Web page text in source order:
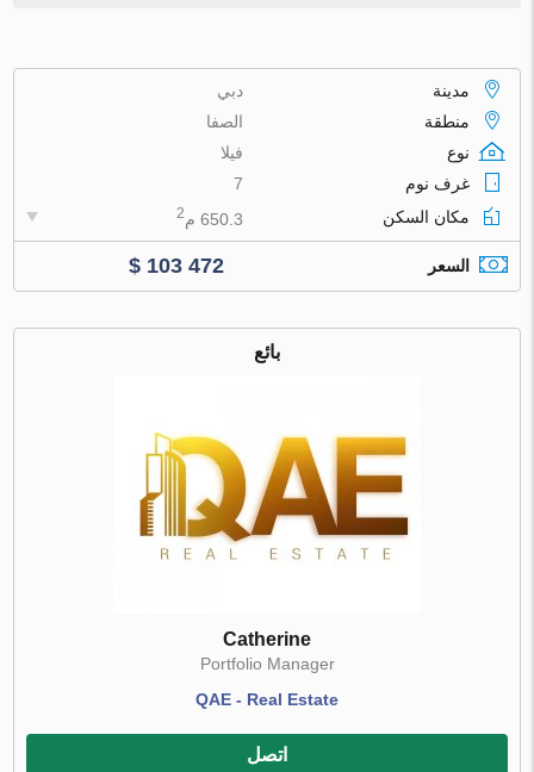
مدينة
دبي
منطقة
الصفا
نوع
فيلا
غرف نوم
7
مكان السكن
650.3 م 2
السعر $ 103 472
بائع
Catherine
Portfolio Manager
QAE - Real Estate
اتصل